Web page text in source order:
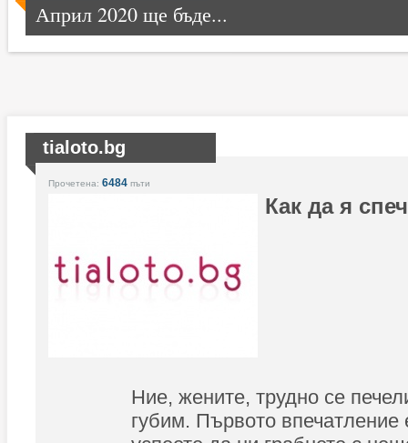
Април 2020 ще бъде...
tialoto.bg
Прочетена: 6484 пъти
Как да я
Ние, жените, трудно се
губим. Първото впечатление